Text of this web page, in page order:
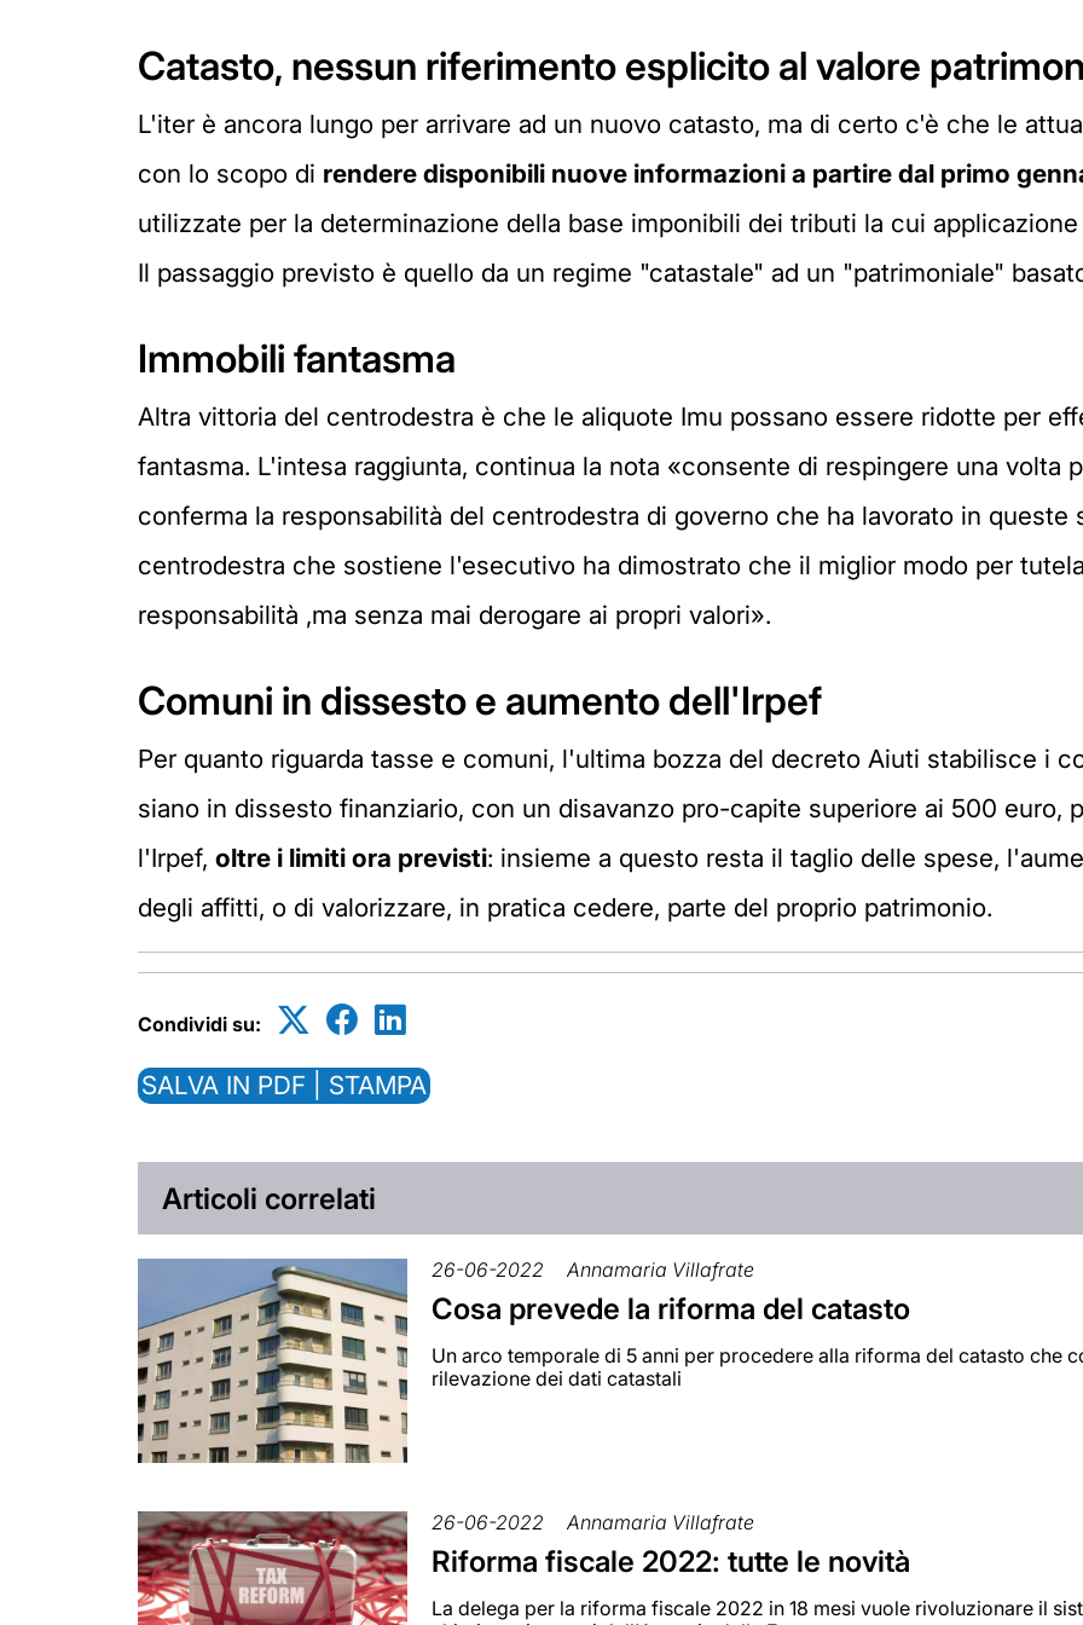
Catasto, nessun riferimento esplicito al valore
L'iter è ancora lungo per arrivare ad un nuovo catasto, ma di certo c'è che le
con lo scopo di rendere disponibili nuove informazioni a partire dal primo
utilizzate per la determinazione della base imponibili dei tributi la cui
Il passaggio previsto è quello da un regime "catastale" ad un "patrimoniale"
Immobili fantasma
Altra vittoria del centrodestra è che le aliquote Imu possano essere ridotte per
fantasma. L'intesa raggiunta, continua la nota «consente di respingere una volta
conferma la responsabilità del centrodestra di governo che ha lavorato in queste
centrodestra che sostiene l'esecutivo ha dimostrato che il miglior modo per
responsabilità ,ma senza mai derogare ai propri valori».
Comuni in dissesto e aumento dell'Irpef
Per quanto riguarda tasse e comuni, l'ultima bozza del decreto Aiuti stabilisce i
siano in dissesto finanziario, con un disavanzo pro-capite superiore ai 500 euro,
l'Irpef, oltre i limiti ora previsti: insieme a questo resta il taglio delle spese,
degli affitti, o di valorizzare, in pratica cedere, parte del proprio patrimonio.
Condividi su:
SALVA IN PDF | STAMPA
Articoli correlati
26-06-2022 Annamaria Villafrate
Cosa prevede la riforma del catasto
Un arco temporale di 5 anni per procedere alla riforma del catasto che
rilevazione dei dati catastali
26-06-2022 Annamaria Villafrate
Riforma fiscale 2022: tutte le novità
La delega per la riforma fiscale 2022 in 18 mesi vuole rivoluzionare il